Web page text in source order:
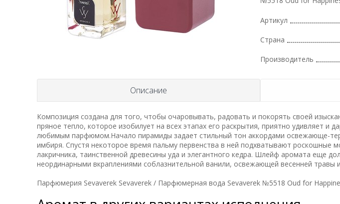
Артикул
Страна
Производитель
Описание
Композиция создана для того, чтобы очаровывать, радовать и покорять своей
пряное тепло, которое изобилует на всех этапах его раскрытия, приятно удивляет и
любимым парфюмом.Начало пирамиды задает стильный тон аккордами освежающе-
имбиря. Спустя некоторое время пальму первенства в ней подхватывают роскошные
лакричника, таинственной древесины уда и элегантного кедра. Шлейф аромата еще
неординарными вкраплениями соблазнительной ванили, освежающей весенней травы
Парфюмерия Sevaverek Sevaverek / Парфюмерная вода Sevaverek №5518 Oud for